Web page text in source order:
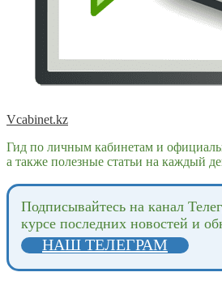
Vcabinet.kz
Гид по личным кабинетам и
а также полезные статьи на каждый
Подпиcывайтесь на канал
курсе последних новостей и
НАШ ТЕЛЕГРАМ